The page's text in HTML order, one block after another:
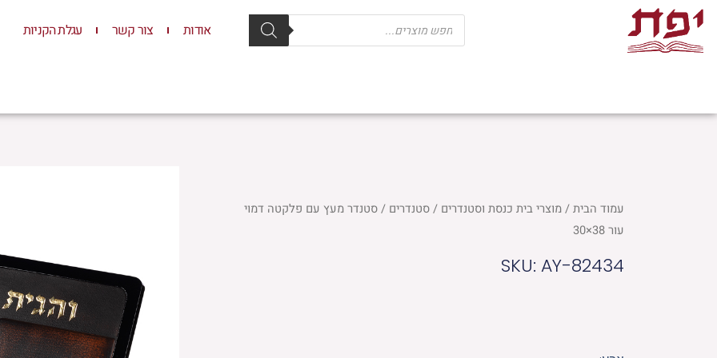
דילוג
לתוכן
Products
search אודות צור קשר עגלת הקניות
עמוד הבית/מוצרי בית כנסת וסטנדרים /סטנדרים / סטנדר מעץ עם פלקטה דמוי
עור 38×30
SKU: AY-82434